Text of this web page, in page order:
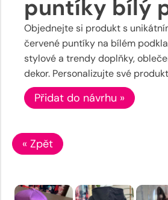
puntíky bílý
Objednejte si produkt s
červené puntíky na bílém
stylové a trendy doplňky,
dekor. Personalizujte své
Přidat do návrhu »
« Zpět